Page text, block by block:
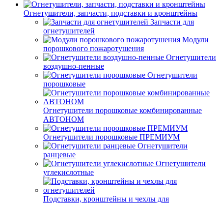
Огнетушители, запчасти, подставки и кронштейны
Запчасти для
огнетушителей
Модули
порошкового пожаротушения
Огнетушители
воздушно-пенные
Огнетушители
порошковые
Огнетушители порошковые комбинированные
АВТОНОМ
Огнетушители порошковые ПРЕМИУМ
Огнетушители
ранцевые
Огнетушители
углекислотные
Подставки, кронштейны и чехлы для